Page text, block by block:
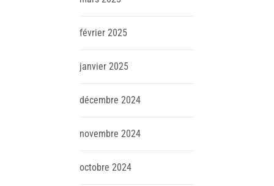
février 2025
janvier 2025
décembre 2024
novembre 2024
octobre 2024